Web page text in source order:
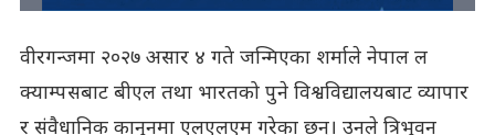
वीरगन्जमा २०२७ असार ४ गते जन्मिएका शर्माले नेपाल ल
क्याम्पसबाट बीएल तथा भारतको पुने विश्वविद्यालयबाट व्यापार
र संवैधानिक कानुनमा एलएलएम गरेका छन्। उनले त्रिभुवन